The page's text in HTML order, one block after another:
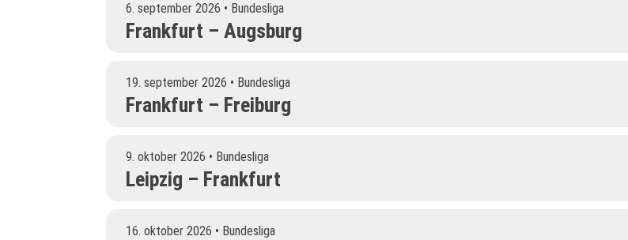
6. september 2026 • Bundesliga
Frankfurt – Augsburg
19. september 2026 • Bundesliga
Frankfurt – Freiburg
9. oktober 2026 • Bundesliga
Leipzig – Frankfurt
16. oktober 2026 • Bundesliga